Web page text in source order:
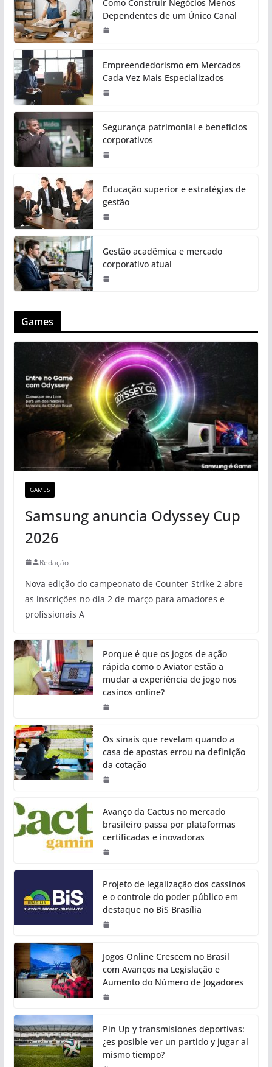
Como Construir Negócios Menos
Dependentes de um Único Canal
Empreendedorismo em Mercados
Cada Vez Mais Especializados
Segurança patrimonial e benefícios
corporativos
Educação superior e estratégias de
gestão
Gestão acadêmica e mercado
corporativo atual
Games
GAMES
Samsung anuncia Odyssey Cup
2026
Redação
Nova edição do campeonato de Counter-Strike 2 abre
as inscrições no dia 2 de março para amadores e
profissionais A
Porque é que os jogos de ação
rápida como o Aviator estão a
mudar a experiência de jogo nos
casinos online?
Os sinais que revelam quando a
casa de apostas errou na definição
da cotação
Avanço da Cactus no mercado
brasileiro passa por plataformas
certificadas e inovadoras
Projeto de legalização dos cassinos
e o controle do poder público em
destaque no BiS Brasília
Jogos Online Crescem no Brasil
com Avanços na Legislação e
Aumento do Número de Jogadores
Pin Up y transmisiones deportivas:
¿es posible ver un partido y jugar al
mismo tiempo?